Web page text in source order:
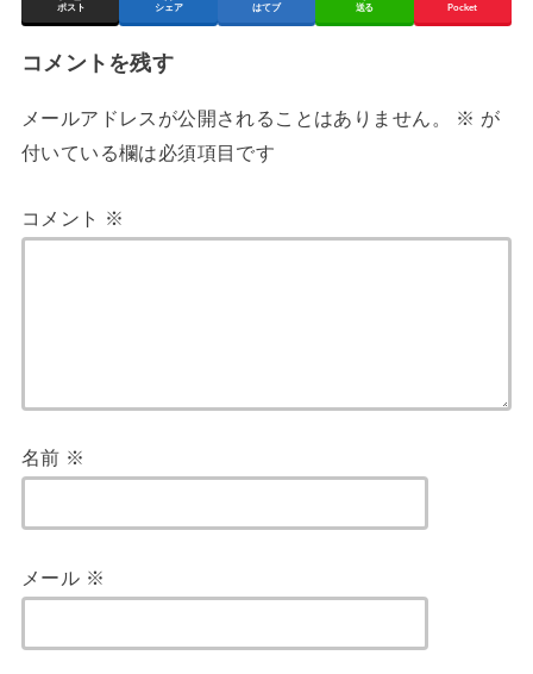
ポスト シェア はてブ 送る Pocket
コメントを残す
メールアドレスが公開されることはありません。 ※ が
付いている欄は必須項目です
コメント ※
名前 ※
メール ※